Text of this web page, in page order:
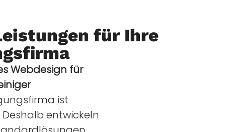
für Ihre
Webdesign für
ist
entwickeln